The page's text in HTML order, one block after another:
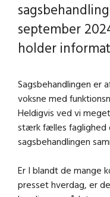
september
holder
Sagsbehandlingen er
voksne med
Heldigvis ved vi
stærk fælles faglighed
sagsbehandlingen
Er I blandt de mange
presset hverdag, er